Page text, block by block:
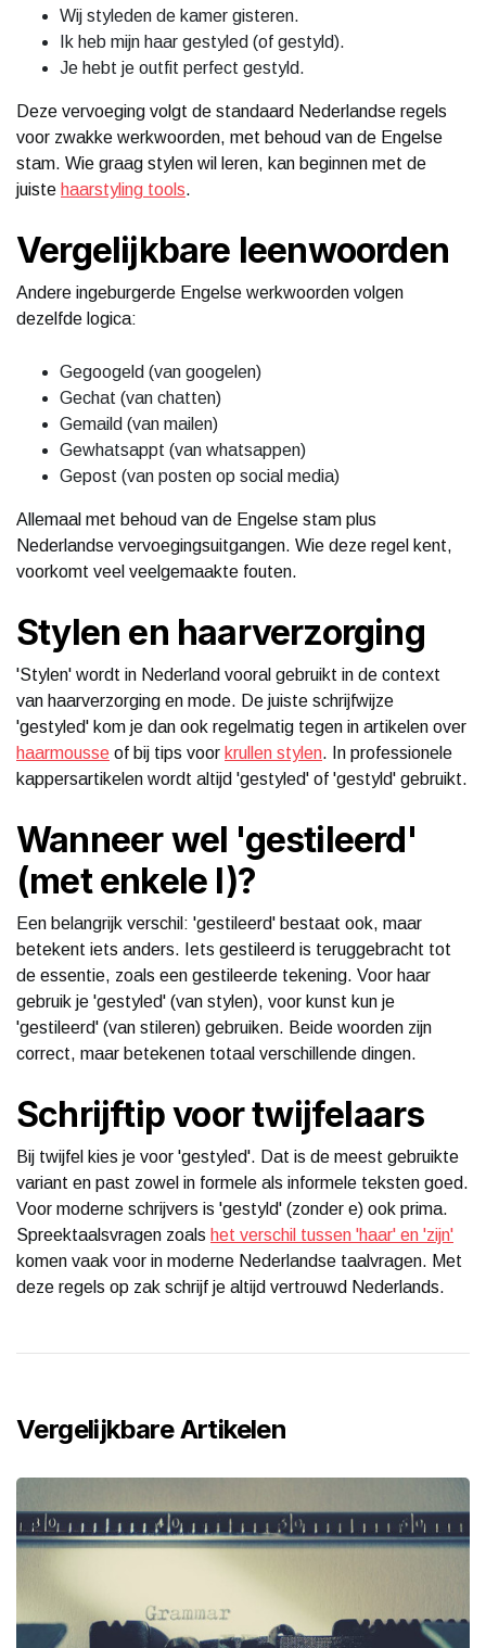
Wij styleden de kamer gisteren.
Ik heb mijn haar gestyled (of gestyld).
Je hebt je outfit perfect gestyld.
Deze vervoeging volgt de standaard Nederlandse regels
voor zwakke werkwoorden, met behoud van de Engelse
stam. Wie graag stylen wil leren, kan beginnen met de
juiste haarstyling tools.
Vergelijkbare leenwoorden
Andere ingeburgerde Engelse werkwoorden volgen
dezelfde logica:
Gegoogeld (van googelen)
Gechat (van chatten)
Gemaild (van mailen)
Gewhatsappt (van whatsappen)
Gepost (van posten op social media)
Allemaal met behoud van de Engelse stam plus
Nederlandse vervoegingsuitgangen. Wie deze regel kent,
voorkomt veel veelgemaakte fouten.
Stylen en haarverzorging
'Stylen' wordt in Nederland vooral gebruikt in de context
van haarverzorging en mode. De juiste schrijfwijze
'gestyled' kom je dan ook regelmatig tegen in artikelen over
haarmousse of bij tips voor krullen stylen. In professionele
kappersartikelen wordt altijd 'gestyled' of 'gestyld' gebruikt.
Wanneer wel 'gestileerd'
(met enkele l)?
Een belangrijk verschil: 'gestileerd' bestaat ook, maar
betekent iets anders. Iets gestileerd is teruggebracht tot
de essentie, zoals een gestileerde tekening. Voor haar
gebruik je 'gestyled' (van stylen), voor kunst kun je
'gestileerd' (van stileren) gebruiken. Beide woorden zijn
correct, maar betekenen totaal verschillende dingen.
Schrijftip voor twijfelaars
Bij twijfel kies je voor 'gestyled'. Dat is de meest gebruikte
variant en past zowel in formele als informele teksten goed.
Voor moderne schrijvers is 'gestyld' (zonder e) ook prima.
Spreektaalsvragen zoals het verschil tussen 'haar' en 'zijn'
komen vaak voor in moderne Nederlandse taalvragen. Met
deze regels op zak schrijf je altijd vertrouwd Nederlands.
Vergelijkbare Artikelen